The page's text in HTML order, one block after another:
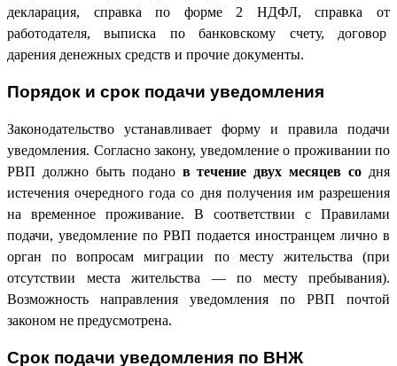
декларация, справка по форме 2 НДФЛ, справка от
работодателя, выписка по банковскому счету, договор
дарения денежных средств и прочие документы.
Порядок и срок подачи уведомления
Законодательство устанавливает форму и правила подачи
уведомления. Согласно закону, уведомление о проживании по
РВП должно быть подано в течение двух месяцев со дня
истечения очередного года со дня получения им разрешения
на временное проживание. В соответствии с Правилами
подачи, уведомление по РВП подается иностранцем лично в
орган по вопросам миграции по месту жительства (при
отсутствии места жительства — по месту пребывания).
Возможность направления уведомления по РВП почтой
законом не предусмотрена.
Срок подачи уведомления по ВНЖ